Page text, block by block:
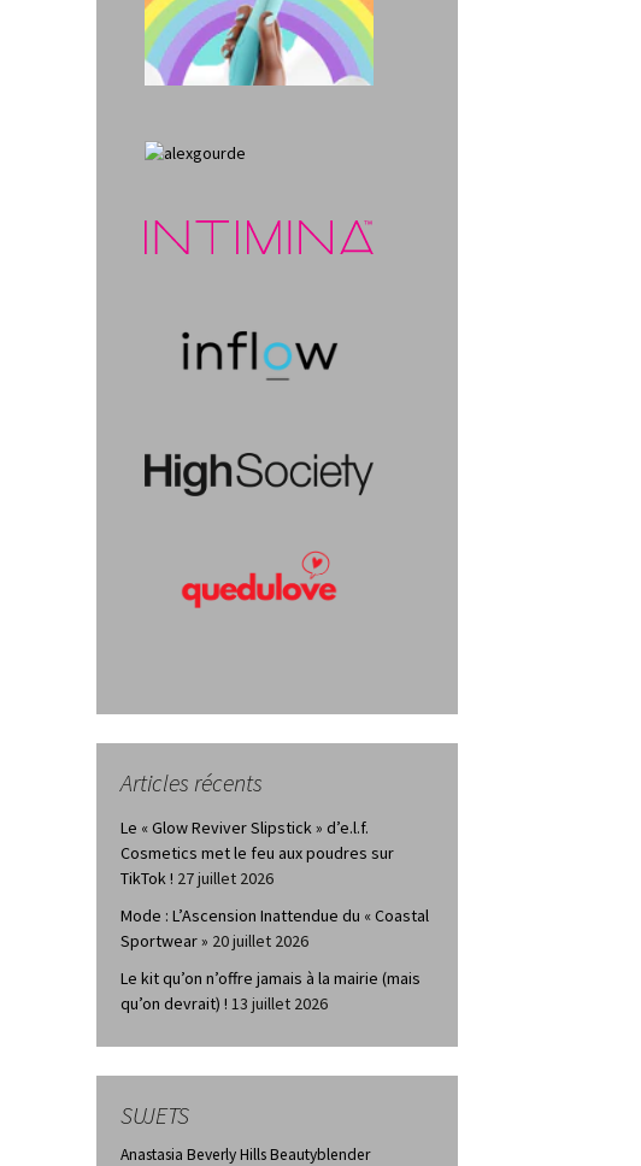
Articles récents
Le « Glow Reviver Slipstick » d’e.l.f.
Cosmetics met le feu aux poudres sur
TikTok ! 27 juillet 2026
Mode : L’Ascension Inattendue du « Coastal
Sportwear » 20 juillet 2026
Le kit qu’on n’offre jamais à la mairie (mais
qu’on devrait) ! 13 juillet 2026
SUJETS
Anastasia Beverly HillsBeautyblender